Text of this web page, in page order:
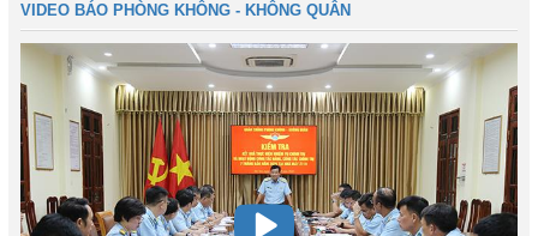
VIDEO BÁO PHÒNG KHÔNG - KHÔNG QUÂN